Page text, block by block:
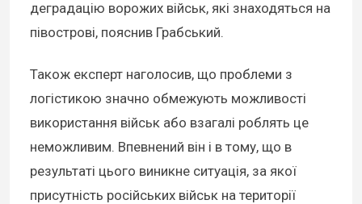
деградацію ворожих військ, які знаходяться на
півострові, пояснив Грабський.
Також експерт наголосив, що проблеми з
логістикою значно обмежують можливості
використання військ або взагалі роблять це
неможливим. Впевнений він і в тому, що в
результаті цього виникне ситуація, за якої
присутність російських військ на території